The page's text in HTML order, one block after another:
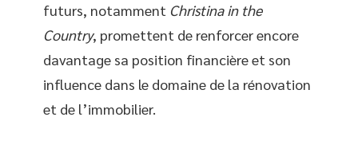
futurs, notamment Christina in the
Country, promettent de renforcer encore
davantage sa position financière et son
influence dans le domaine de la rénovation
et de l’immobilier.